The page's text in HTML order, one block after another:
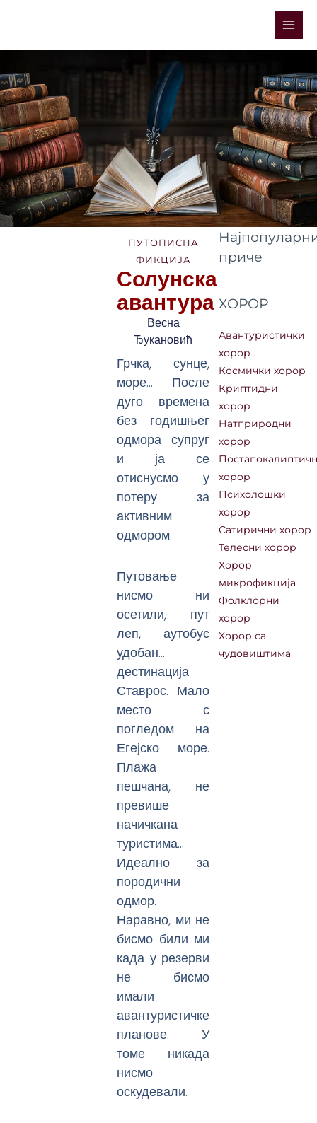
Main
ПУТОПИСНА
ФИКЦИЈА
Солунска
авантура
Весна
Ђукановић
Грчка, сунце,
море… После
дуго времена
без годишњег
одмора супруг
и ја се
отиснусмо у
потеру за
активним
одмором.
Путовање
нисмо ни
осетили, пут
леп, аутобус
удобан…
дестинација
Ставрос. Мало
место с
погледом на
Егејско море.
Плажа
пешчана, не
превише
начичкана
туристима…
Идеално за
породични
одмор.
Наравно, ми не
бисмо били ми
када у резерви
не бисмо
имали
авантуристичке
планове. У
томе никада
нисмо
оскудевали.
приче
ХОРОР
Авантуристички
хорор
Космички хорор
Криптидни
хорор
Натприродни
хорор
хорор
Психолошки
хорор
Сатирични хорор
Телесни хорор
Хорор
микрофикција
Фолклорни
хорор
Хорор са
чудовиштима